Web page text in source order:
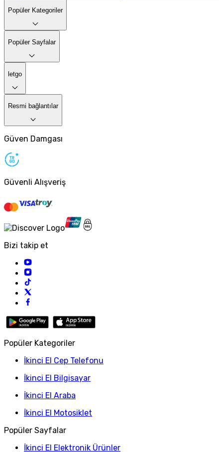
Popüler Kategoriler
Popüler Sayfalar
letgo
Resmi bağlantılar
Güven Damgası
Güvenli Alışveriş
Bizi takip et
Popüler Kategoriler
İkinci El Cep Telefonu
İkinci El Bilgisayar
İkinci El Araba
İkinci El Motosiklet
Popüler Sayfalar
İkinci El Elektronik Ürünler